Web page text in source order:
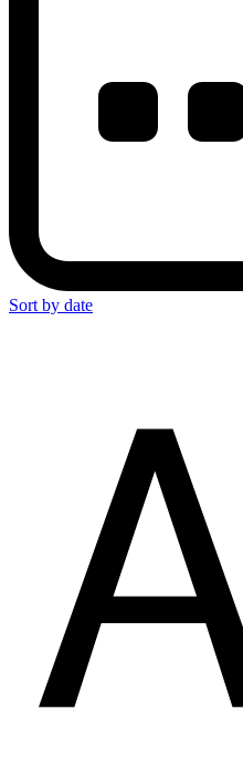
Sort by date